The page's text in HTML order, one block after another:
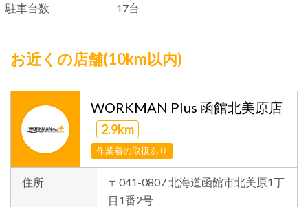
駐車台数 17台
お近くの店舗(10km以内)
WORKMAN Plus 函館北美原店
2.9km
作業着の取扱あり
住所
〒041-0807 北海道函館市北美原1丁
目1番2号